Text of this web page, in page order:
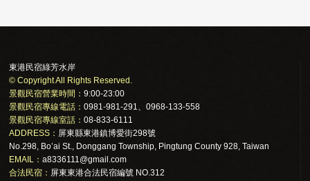
東港民宿綠芳水岸
© Copyright All Rights Reserved.
景觀民宿營業時間：9:00-23:00
景觀民宿專線電話：0981-981-291、0968-133-558
景觀民宿專線室話：08-833-6111
ADDRESS： 屏東縣東港鎮博愛街298號
No.298, Bo’ai St., Donggang Township, Pingtung County 928, Taiwan
EMAIL：a8336111@gmail.com
合法民宿： 屏東東港合法民宿編號 NO.312